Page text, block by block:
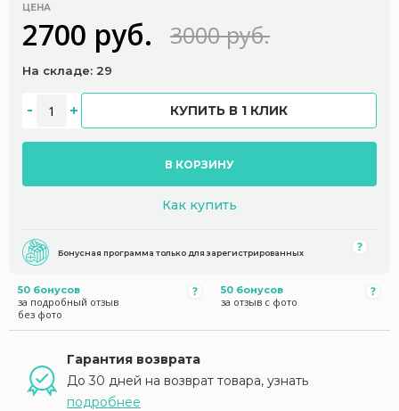
ЦЕНА
2700 руб. 3000 руб.
На складе: 29
КУПИТЬ В 1 КЛИК
В КОРЗИНУ
Как купить
Бонусная программа только для зарегистрированных
50 бонусов
за подробный отзыв
без фото
50 бонусов
за отзыв с фото
Гарантия возврата
До 30 дней на возврат товара, узнать
подробнее